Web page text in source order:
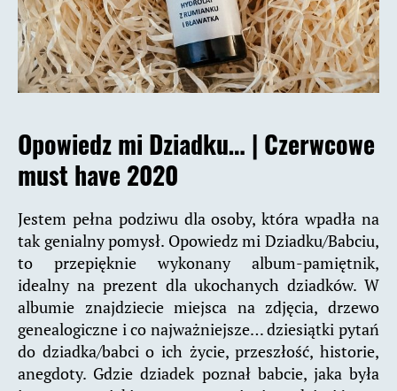
Opowiedz mi Dziadku… | Czerwcowe
must have 2020
Jestem pełna podziwu dla osoby, która wpadła na
tak genialny pomysł. Opowiedz mi Dziadku/Babciu,
to przepięknie wykonany album-pamiętnik,
idealny na prezent dla ukochanych dziadków. W
albumie znajdziecie miejsca na zdjęcia, drzewo
genealogiczne i co najważniejsze… dziesiątki pytań
do dziadka/babci o ich życie, przeszłość, historie,
anegdoty. Gdzie dziadek poznał babcie, jaka była